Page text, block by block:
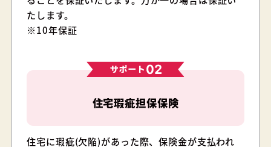
たします。
※10年保証
住宅瑕疵担保保険
住宅に瑕疵(欠陥)があった際、保険金が支払われ